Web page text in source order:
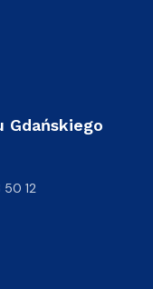
Gdańskiego
12